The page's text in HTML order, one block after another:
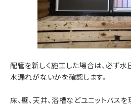
配管を新しく施工した場合は、必ず水
水漏れがないかを確認します。
床、壁、天井、浴槽などユニットバス